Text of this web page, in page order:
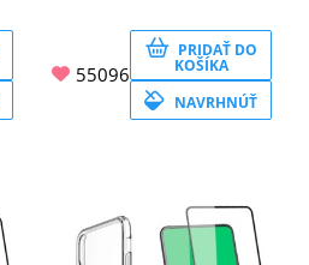
55096
PRIDAŤ DO
KOŠÍKA
NAVRHNÚŤ